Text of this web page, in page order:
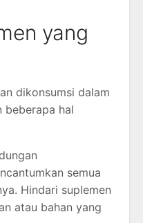
yang
dikonsumsi dalam
beberapa hal
semua
Hindari suplemen
atau bahan yang